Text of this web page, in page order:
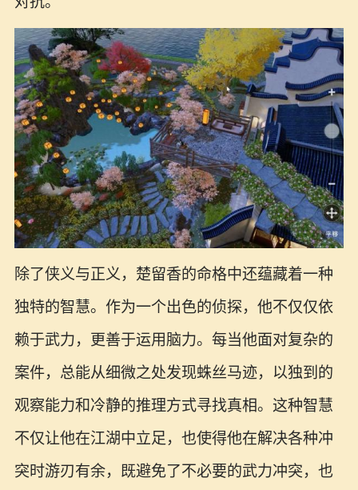
除了侠义与正义，楚留香的命格中还蕴藏着一种
独特的智慧。作为一个出色的侦探，他不仅仅依
赖于武力，更善于运用脑力。每当他面对复杂的
案件，总能从细微之处发现蛛丝马迹，以独到的
观察能力和冷静的推理方式寻找真相。这种智慧
不仅让他在江湖中立足，也使得他在解决各种冲
突时游刃有余，既避免了不必要的武力冲突，也